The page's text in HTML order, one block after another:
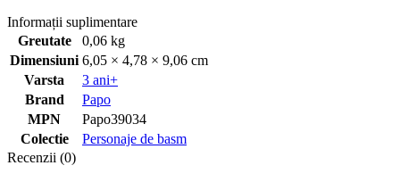
Informații suplimentare
Greutate
0,06 kg
Dimensiuni 6,05 × 4,78 × 9,06 cm
Varsta
3 ani+
Brand
Papo
MPN
Papo39034
Colectie
Personaje de basm
Recenzii (0)